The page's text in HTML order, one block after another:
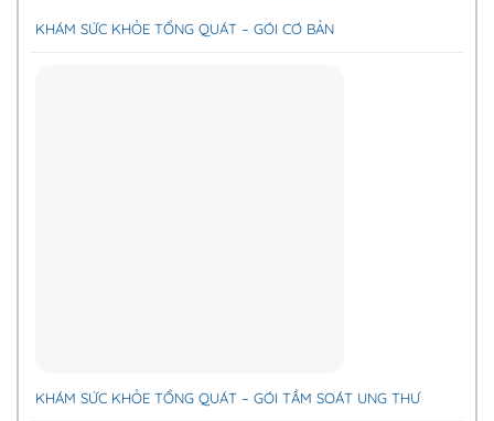
KHÁM SỨC KHỎE TỔNG QUÁT – GÓI CƠ BẢN
KHÁM SỨC KHỎE TỔNG QUÁT – GÓI TẦM SOÁT UNG THƯ